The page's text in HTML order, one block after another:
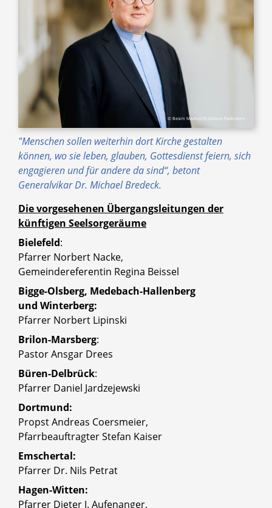
© Besim Mazhiqi/Erzbistum Paderborn
"Menschen sollen weiterhin dort Kirche gestalten
können, wo sie leben, glauben, Gottesdienst feiern, sich
engagieren und für andere da sind“, betont
Generalvikar Dr. Michael Bredeck.
Die vorgesehenen Übergangsleitungen der
künftigen Seelsorgeräume
Bielefeld:
Pfarrer Norbert Nacke,
Gemeindereferentin Regina Beissel
Bigge-Olsberg, Medebach-Hallenberg
und Winterberg:
Pfarrer Norbert Lipinski
Brilon-Marsberg:
Pastor Ansgar Drees
Büren-Delbrück:
Pfarrer Daniel Jardzejewski
Dortmund:
Propst Andreas Coersmeier,
Pfarrbeauftragter Stefan Kaiser
Emschertal:
Pfarrer Dr. Nils Petrat
Hagen-Witten:
Pfarrer Dieter J. Aufenanger,